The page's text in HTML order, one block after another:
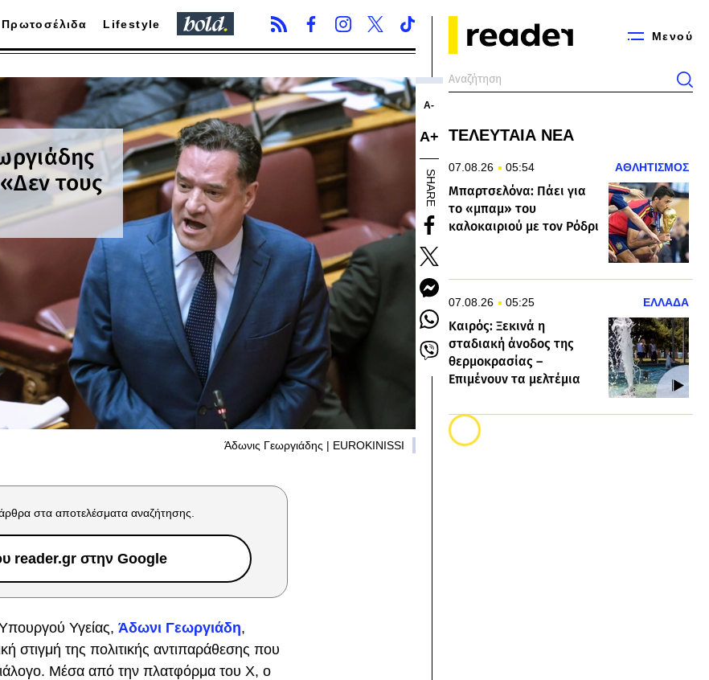
Μενού
Πρωτοσέλιδα Lifestyle
τους
Άδωνις Γεωργιάδης | EUROKINISSI
Α-
Α+
SHARE
στα αποτελέσματα αναζήτησης.
reader.gr στην Google
Υγείας, Άδωνι Γεωργιάδη,
στιγμή της πολιτικής αντιπαράθεσης που
Μέσα από την πλατφόρμα του X, ο
ΤΕΛΕΥΤΑΙΑ ΝΕΑ
07.08.26 05:54 ΑΘΛΗΤΙΣΜΟΣ
Μπαρτσελόνα: Πάει για
το «μπαμ» του
καλοκαιριού με τον Ρόδρι
07.08.26 05:25 ΕΛΛΑΔΑ
Καιρός: Ξεκινά η
σταδιακή άνοδος της
θερμοκρασίας –
Επιμένουν τα μελτέμια